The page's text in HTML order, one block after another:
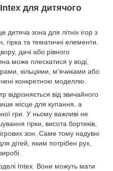
Intex для дитячого
дитяча зона для літніх ігор з
та тематичні елементи.
дачі або рівного
може плескатися у воді,
кільцями, м’ячиками або
конкретною моделлю.
відрізняється від звичайного
місце для купання, а
гри. У ньому важливі не
гірки, висота бортиків,
ігрових зон. Саме тому надувні
дітей, яким потрібен рух,
Intex. Вони можуть мати